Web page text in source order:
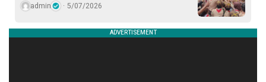
admin 5/07/2026